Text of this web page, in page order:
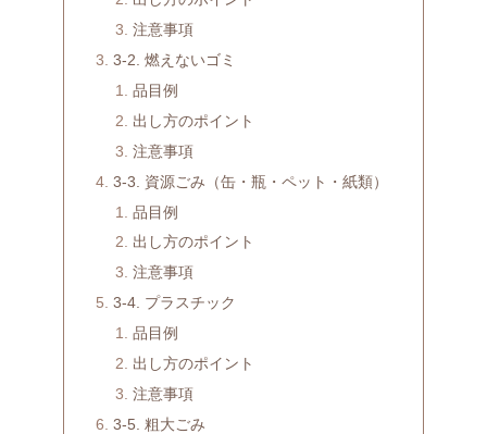
注意事項
3-2. 燃えないゴミ
品目例
出し方のポイント
注意事項
3-3. 資源ごみ（缶・瓶・ペット・紙類）
品目例
出し方のポイント
注意事項
3-4. プラスチック
品目例
出し方のポイント
注意事項
3-5. 粗大ごみ